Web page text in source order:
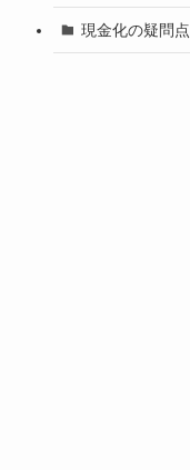
現金化の疑問点